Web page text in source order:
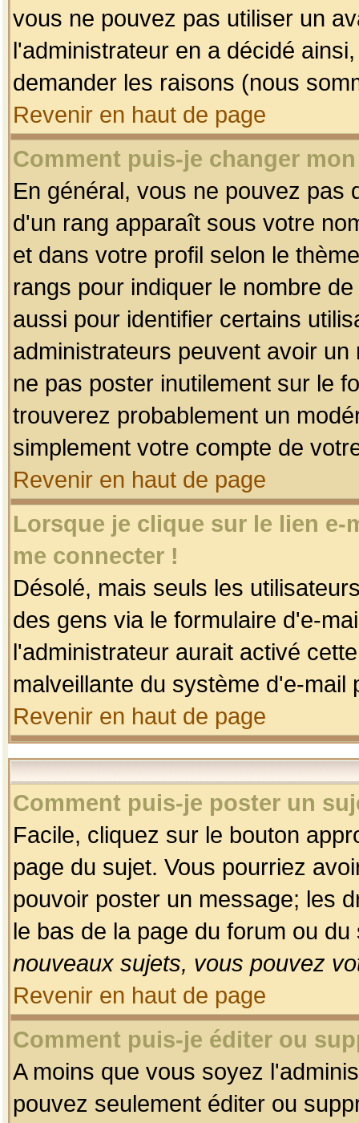
vous ne pouvez pas utiliser un
l'administrateur en a décidé
demander les raisons (nous
Revenir en haut de page
Comment puis-je changer
En général, vous ne pouvez pas
d'un rang apparaît sous votre
et dans votre profil selon le
rangs pour indiquer le nombre
aussi pour identifier certains
administrateurs peuvent avoir
ne pas poster inutilement sur le
trouverez probablement un
simplement votre compte de
Revenir en haut de page
Lorsque je clique sur le lien
me connecter !
Désolé, mais seuls les
des gens via le formulaire d'e-
l'administrateur aurait activé
malveillante du système d'e-
Revenir en haut de page
Comment puis-je poster un
Facile, cliquez sur le bouton
page du sujet. Vous pourriez
pouvoir poster un message; les
le bas de la page du forum ou
nouveaux sujets, vous pouvez
Revenir en haut de page
Comment puis-je éditer ou
A moins que vous soyez
pouvez seulement éditer ou